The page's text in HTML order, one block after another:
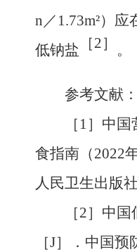
n／1.73m²）应
低钠盐 ［2］ 。
参考文献：
［1］ 中国
食指南（2022
人民卫生出版
［2］ 中国
［J］．中国